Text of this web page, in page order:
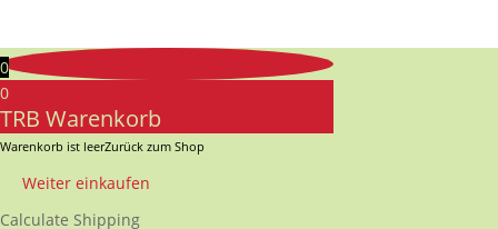
0
0
TRB Warenkorb
Warenkorb ist leerZurück zum Shop
Weiter einkaufen
Calculate Shipping